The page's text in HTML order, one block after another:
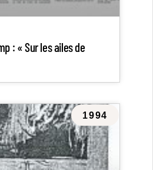
: « Sur les ailes de
1994